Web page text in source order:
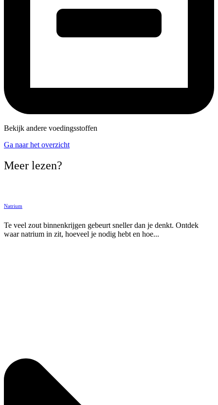
Bekijk andere voedingsstoffen
Ga naar het overzicht
Meer lezen?
Natrium
Te veel zout binnenkrijgen gebeurt sneller dan je denkt. Ontdek
waar natrium in zit, hoeveel je nodig hebt en hoe...